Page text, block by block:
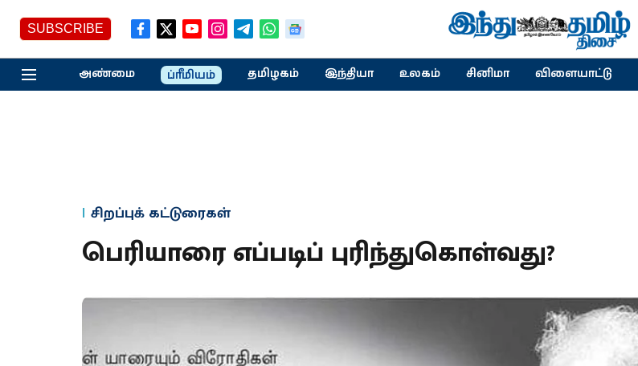
SUBSCRIBE
அண்மை ப்ரீமியம் தமிழகம் இந்தியா உலகம் சினிமா விளையாட்டு
சிறப்புக் கட்டுரைகள்
பெரியாரை எப்படிப் புரிந்துகொள்வது?